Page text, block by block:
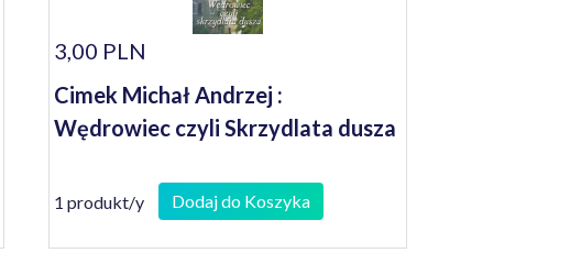
3,00 PLN
Cimek Michał Andrzej :
Wędrowiec czyli Skrzydlata dusza
1 produkt/y Dodaj do Koszyka